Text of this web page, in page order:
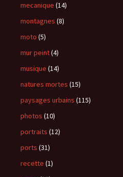
mecanique (14)
montagnes (8)
moto (5)
mur peint(4)
musique (14)
natures mortes (15)
paysages urbains (115)
photos (10)
portraits (12)
ports (31)
recette (1)